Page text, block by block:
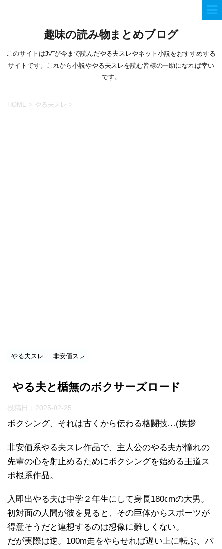
趣味の読み物まとめブログ
このサイトはJvTが今まで読んだやる夫スレやネット小説をおすすめする
サイトです。これから小説ややる夫スレを読む皆様の一助になれば幸い
です。
HOME > やる夫スレ >
やる夫スレ 非安価スレ
やる夫と楯無のボクサーズロード
投稿日： 2025-02-25
ボクシング、それは古くから伝わる格闘技…(挨拶
非安価系やる夫スレ作品で、主人公のやる夫が憧れの
先輩の心を射止めるためにボクシングを始める王道ス
ポ根系作品。
入即出やる夫は中学２年生にして身長180cmの大男。
初対面の人間が彼を見ると、その巨体からスポーツが
得意そうだと連想するのは想像に難しくない。
だが実際は逆。100m走をやらせれば遅い上に転ぶ、バ